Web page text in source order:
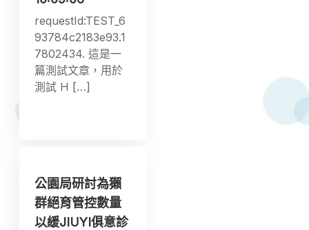
requestId:TEST_6
93784c2183e93.1
7802434. 這是一
篇測試文章，用於
測試 H […]
公園局研討為獺
群絕育管控數量
以緩JIUYI俱意診